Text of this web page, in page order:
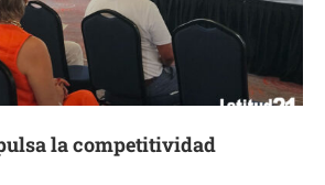
la competitividad